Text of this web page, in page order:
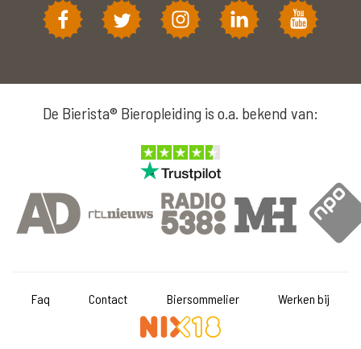
De Bierista® Bieropleiding is o.a. bekend van:
Faq Contact Biersommelier Werken bij